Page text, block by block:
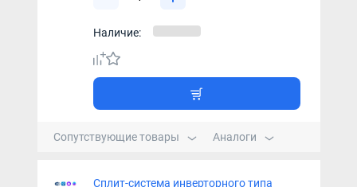
Наличие:
Сопутствующие товары Аналоги
Сплит-система инверторного типа